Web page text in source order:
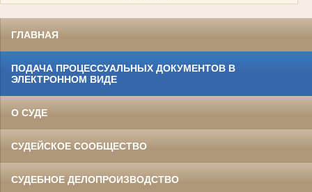
ГЛАВНАЯ
ПОДАЧА ПРОЦЕССУАЛЬНЫХ ДОКУМЕНТОВ В
ЭЛЕКТРОННОМ ВИДЕ
О СУДЕ
СУДЕЙСКОЕ СООБЩЕСТВО
СУДЕБНОЕ ДЕЛОПРОИЗВОДСТВО